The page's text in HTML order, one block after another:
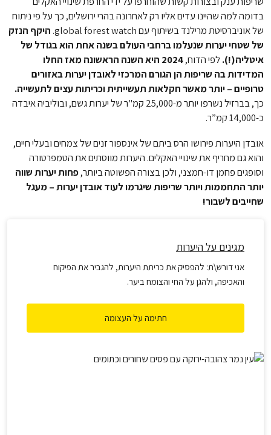
בדומה למה שהיינו עדים אליו רק לאחרונה בהרי ירושלים, כך על פי ניתוח
של אוניברסיטת מרילנד בשיתוף עם global forest watch.
היקף הנזק
של שטחי יערות שנעלמו ברחבי העולם בשנה אחת הוא בגודל של
איטליה(!).לפי הדוח,
2024 היא השנה הראשונה מאז החלו
המדידות בה שריפות הן הגורם המרכזי לאובדן יערות באזורים
טרופיים – יותר מאשר חקלאות תעשייתית וכריתות עצים לתעשייה.
כך, בברזיל נשרפו יותר מ-25,000 קמ"ר של יערות גשם, ובוליביה איבדה
כ-14,000 קמ”ר.
אובדן היערות פירושו הרס ביתם של אינספור זנים של צמחים ובעלי חיים,
והוא גם מחריף את שינויי האקלים. היערות מווסתים את הטמפרטורה
וסופגים פחמן דו-חמצני, ולכן בצורה הפשוטה ביותר,פחות יערות שווה
יותר התחממות ויותר שריפות שיגרמו לעוד אובדן יערות – מעגל
שחייבים לשבור!
מגינים על היערות
אני דורש\ת: להפסיק את כריתת היערות, להגביר את הפיקוח
והאכיפה, ולהגן על החי והצומח ביער.​
חתימה על העצומה